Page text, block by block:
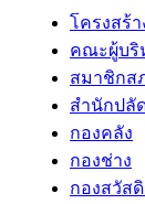
โครงสร้
คณะผู้บริ
สมาชิกส
สำนักปลั
กองคลัง
กองช่าง
กองสวัส